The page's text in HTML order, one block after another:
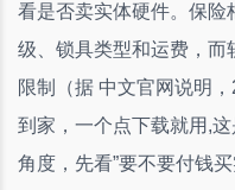
看是否卖实体硬件。保险
级、锁具类型和运费，而
限制（据 中文官网说明
到家，一个点下载就用,
角度，先看”要不要付钱